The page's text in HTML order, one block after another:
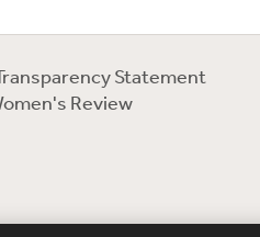
Statement
Review